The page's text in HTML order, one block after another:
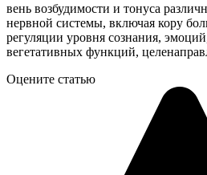
вень возбудимости и тонуса
нервной системы, включая кору
регуляции уровня сознания,
вегетативных функций,
Оцените статью